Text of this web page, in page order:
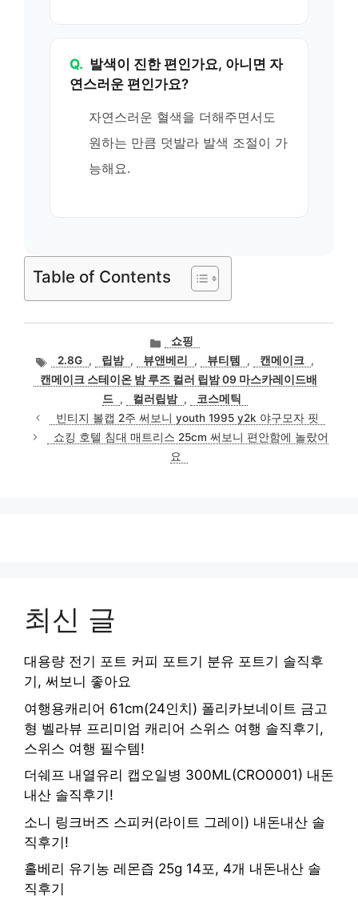
Q. 발색이 진한 편인가요, 아니면 자
연스러운 편인가요?
자연스러운 혈색을 더해주면서도
원하는 만큼 덧발라 발색 조절이 가
능해요.
Table of Contents
카
테
고
리
쇼핑
태
그
2.8G , 립밤 , 뷰앤베리 , 뷰티템 , 캔메이크 ,
캔메이크 스테이온 밤 루즈 컬러 립밤 09 마스카레이드배
드 , 컬러립밤 ,
코스메틱
빈티지 볼캡 2주 써보니 youth 1995 y2k 야구모자 핏
쇼킹 호텔 침대 매트리스 25cm 써보니 편안함에 놀랐어
요
최신 글
대용량 전기 포트 커피 포트기 분유 포트기 솔직후
기, 써보니 좋아요
여행용캐리어 61cm(24인치) 폴리카보네이트 금고
형 벨라뷰 프리미엄 캐리어 스위스 여행 솔직후기,
스위스 여행 필수템!
더쉐프 내열유리 캡오일병 300ML(CRO0001) 내돈
내산 솔직후기!
소니 링크버즈 스피커(라이트 그레이) 내돈내산 솔
직후기!
홀베리 유기농 레몬즙 25g 14포, 4개 내돈내산 솔
직후기